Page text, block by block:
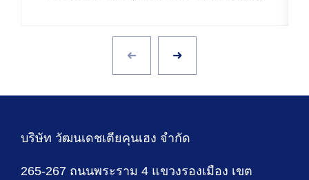
บริษัท วัฒนเดชเตียคุนเฮง จำกัด
265-267 ถนนพระราม 4 แขวงรองเมือง เขต